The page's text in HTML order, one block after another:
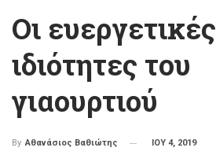
Οι ευεργετικές
ιδιότητες του
γιαουρτιού
By Αθανάσιος Βαθιώτης ΙΟΥ 4, 2019